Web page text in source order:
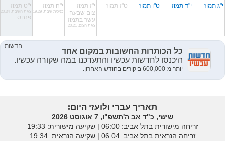
י"ג תמוז י"ד תמוז ט"ו תמוז ט"ז תמוז
י"ז תמוז
צום שבעה
עשר בתמוז
צאת הצום: 20:21
י"ח תמוז
כניסת שבת: 19:29
י"ט תמוז
צאת השבת: 20:34
פנחס
תאריך עברי ולועזי היום:
שישי, כ"ד אב ה'תשפ"ו, 7 אוגוסט 2026
זריחה מישורית בתל אביב: ‎06:00 | שקיעה מישורית: 19:33
זריחה הנראית בתל אביב: ‎06:04 | שקיעה הנראית: 19:34